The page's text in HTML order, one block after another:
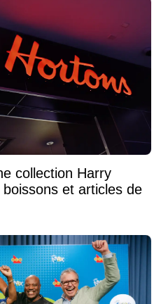
collection Harry
et articles de